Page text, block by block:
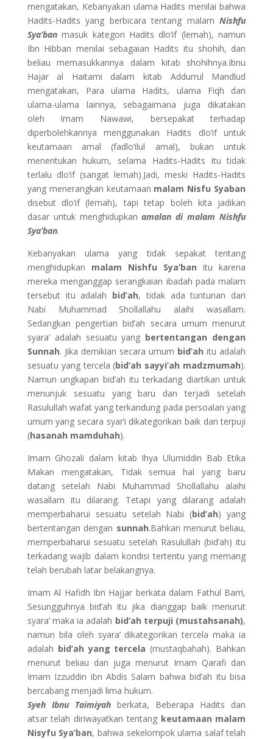
mengatakan, Kebanyakan ulama Hadits menilai bahwa
Hadits-Hadits yang berbicara tentang malamNishfu
Sya’banmasuk kategori Hadits dlo’if (lemah), namun
Ibn Hibban menilai sebagaian Hadits itu shohih, dan
beliau memasukkannya dalam kitab shohihnya.Ibnu
Hajar al Haitami dalam kitab Addurrul Mandlud
mengatakan, Para ulama Hadits, ulama Fiqh dan
ulama-ulama lainnya, sebagaimana juga dikatakan
oleh Imam Nawawi, bersepakat terhadap
diperbolehkannya menggunakan Hadits dlo’if untuk
keutamaan amal (fadlo’ilul amal), bukan untuk
menentukan hukum, selama Hadits-Hadits itu tidak
terlalu dlo’if (sangat lemah).Jadi, meski Hadits-Hadits
yang menerangkan keutamaan malam Nisfu Syaban
disebut dlo’if (lemah), tapi tetap boleh kita jadikan
dasar untuk menghidupkan amalan di malam Nishfu
Sya’ban.
Kebanyakan ulama yang tidak sepakat tentang
menghidupkan malam Nishfu Sya’ban itu karena
mereka menganggap serangkaian ibadah pada malam
tersebut itu adalah bid’ah, tidak ada tuntunan dari
Nabi Muhammad Shollallahu alaihi wasallam.
Sedangkan pengertian bid’ah secara umum menurut
syara’ adalah sesuatu yang bertentangan dengan
Sunnah. Jika demikian secara umum bid’ah itu adalah
sesuatu yang tercela (bid’ah sayyi’ah madzmumah).
Namun ungkapan bid’ah itu terkadang diartikan untuk
menunjuk sesuatu yang baru dan terjadi setelah
Rasulullah wafat yang terkandung pada persoalan yang
umum yang secara syar’i dikategorikan baik dan terpuji
(hasanah mamduhah).
Imam Ghozali dalam kitab Ihya Ulumiddin Bab Etika
Makan mengatakan, Tidak semua hal yang baru
datang setelah Nabi Muhammad Shollallahu alaihi
wasallam itu dilarang. Tetapi yang dilarang adalah
memperbaharui sesuatu setelah Nabi (bid’ah) yang
bertentangan dengan sunnah.Bahkan menurut beliau,
memperbaharui sesuatu setelah Rasulullah (bid’ah) itu
terkadang wajib dalam kondisi tertentu yang memang
telah berubah latar belakangnya.
Imam Al Hafidh Ibn Hajjar berkata dalam Fathul Barri,
Sesungguhnya bid’ah itu jika dianggap baik menurut
syara’ maka ia adalah bid’ah terpuji (mustahsanah),
namun bila oleh syara’ dikategorikan tercela maka ia
adalah bid’ah yang tercela (mustaqbahah). Bahkan
menurut beliau dan juga menurut Imam Qarafi dan
Imam Izzuddin ibn Abdis Salam bahwa bid’ah itu bisa
bercabang menjadi lima hukum.
Syeh Ibnu Taimiyahberkata, Beberapa Hadits dan
atsar telah diriwayatkan tentang keutamaan malam
Nisyfu Sya’ban, bahwa sekelompok ulama salaf telah